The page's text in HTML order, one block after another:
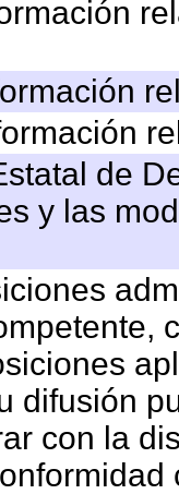
de
y las
difusión
con la